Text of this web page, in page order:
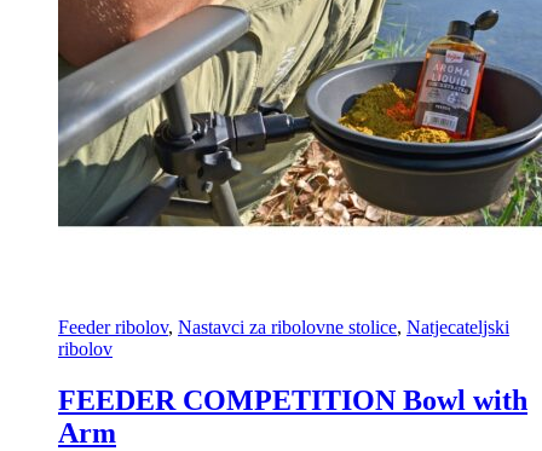
Feeder ribolov, Nastavci za ribolovne stolice, Natjecateljski
ribolov
FEEDER COMPETITION Bowl with
Arm